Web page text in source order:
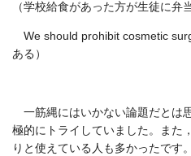
（学校給食があった方が生徒に弁
We should prohibit cosmetic
ある）
一筋縄にはいかない論題だとは
極的にトライしていました。また
りと使えている人も多かったです。